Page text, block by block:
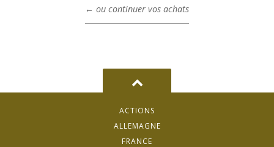
← ou continuer vos achats
ACTIONS
ALLEMAGNE
FRANCE